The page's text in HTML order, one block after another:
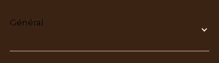
général